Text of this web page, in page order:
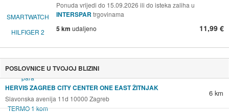
Ponuda vrijedi do 15.09.2026 ili do isteka zaliha u
INTERSPAR trgovinama
5 km udaljeno 11,99 €
POSLOVNICE U TVOJOJ BLIZINI
HERVIS ZAGREB CITY CENTER ONE EAST ŽITNJAK
Slavonska avenija 11d 10000 Zagreb
6 km